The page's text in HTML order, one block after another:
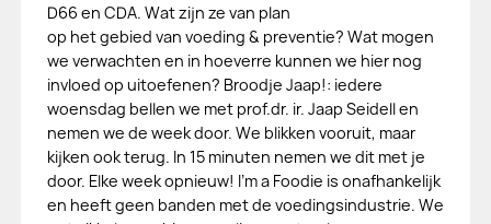
D66 en CDA. Wat zijn ze van plan
op het gebied van voeding & preventie? Wat mogen
we verwachten en in hoeverre kunnen we hier nog
invloed op uitoefenen? Broodje Jaap!: iedere
woensdag bellen we met prof.dr. ir. Jaap Seidell en
nemen we de week door. We blikken vooruit, maar
kijken ook terug. In 15 minuten nemen we dit met je
door. Elke week opnieuw! I’m a Foodie is onafhankelijk
en heeft geen banden met de voedingsindustrie. We